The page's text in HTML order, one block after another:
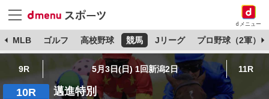
dメニュー
MLB ゴルフ 高校野球 競馬 Jリーグ プロ野球（2軍）
9R 5月3日(日) 1回新潟2日 11R
10R 邁進特別